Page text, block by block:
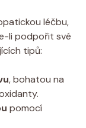
léčbu,
li podpořit své
tipů:
, ‍bohatou na
pomocí